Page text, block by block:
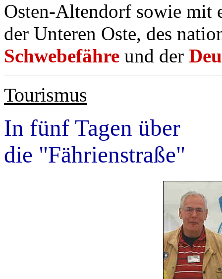
Osten-Altendorf sowie mit
der Unteren Oste, des
Schwebefähre und der
Tourismus
In fünf Tagen über
die "Fährienstraße"